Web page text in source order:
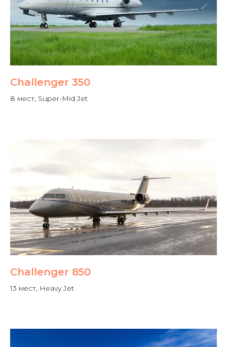
Challenger 350
8 мест, Super-Mid Jet
Challenger 850
13 мест, Heavy Jet